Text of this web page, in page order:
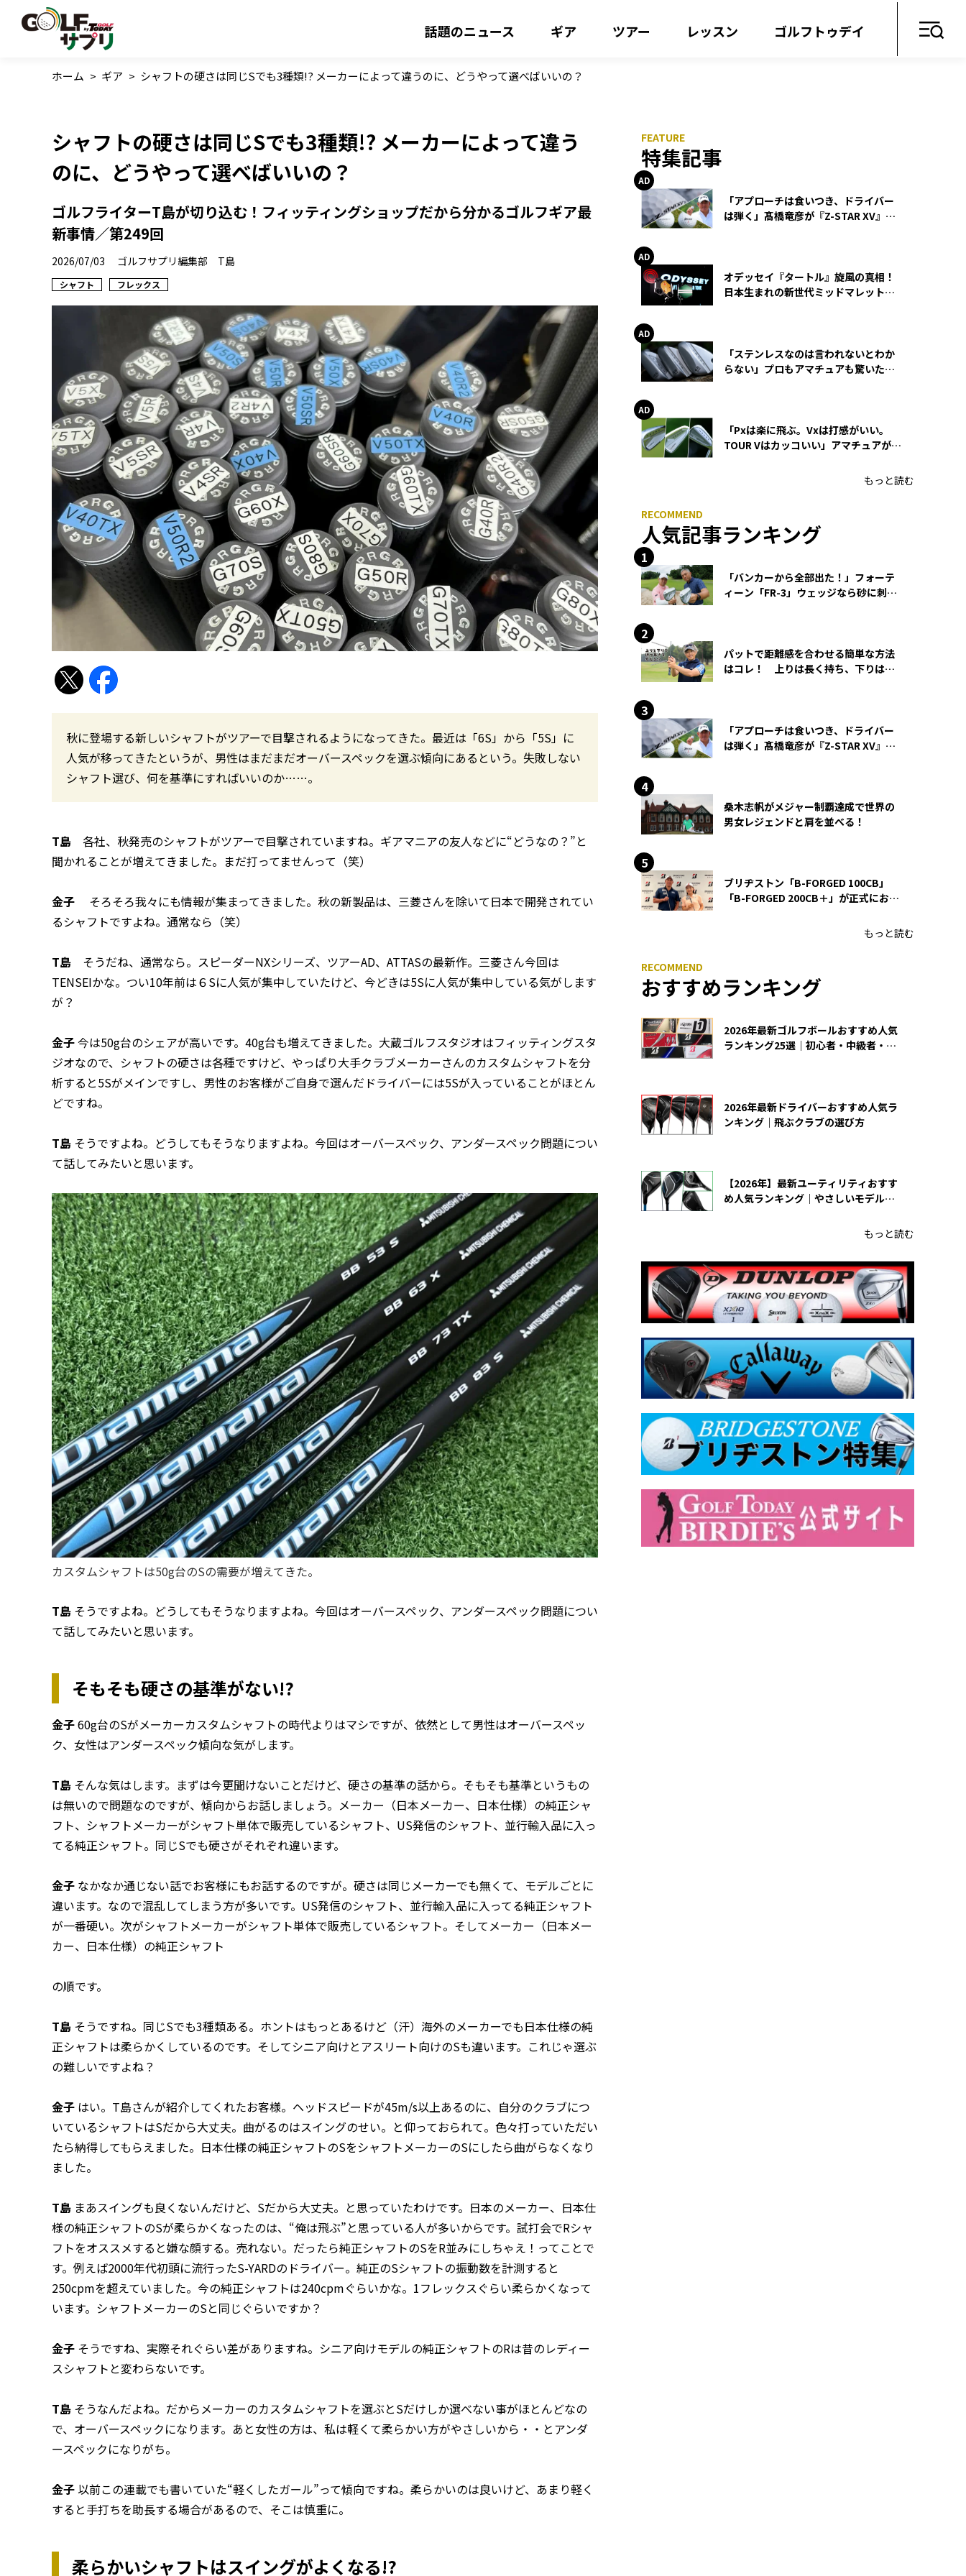
話題のニュース ギア ツアー レッスン ゴルフトゥデイ
ホーム > ギア > シャフトの硬さは同じSでも3種類!? メーカーによって違うのに、どうやって選べばいいの？
シャフトの硬さは同じSでも3種類!? メーカーによって違う
のに、どうやって選べばいいの？
ゴルフライターT島が切り込む！フィッティングショップだから分かるゴルフギア最
新事情／第249回
2026/07/03 ゴルフサプリ編集部 T島
シャフト フレックス
秋に登場する新しいシャフトがツアーで目撃されるようになってきた。最近は「6S」から「5S」に
人気が移ってきたというが、男性はまだまだオーバースペックを選ぶ傾向にあるという。失敗しない
シャフト選び、何を基準にすればいいのか……。
T島 各社、秋発売のシャフトがツアーで目撃されていますね。ギアマニアの友人などに“どうなの？”と
聞かれることが増えてきました。まだ打ってませんって（笑）
金子 そろそろ我々にも情報が集まってきました。秋の新製品は、三菱さんを除いて日本で開発されてい
るシャフトですよね。通常なら（笑）
T島 そうだね、通常なら。スピーダーNXシリーズ、ツアーAD、ATTASの最新作。三菱さん今回は
TENSEIかな。つい10年前は６Sに人気が集中していたけど、今どきは5Sに人気が集中している気がします
が？
金子今は50g台のシェアが高いです。40g台も増えてきました。大蔵ゴルフスタジオはフィッティングスタ
ジオなので、シャフトの硬さは各種ですけど、やっぱり大手クラブメーカーさんのカスタムシャフトを分
析すると5Sがメインですし、男性のお客様がご自身で選んだドライバーには5Sが入っていることがほとん
どですね。
T島 そうですよね。どうしてもそうなりますよね。今回はオーバースペック、アンダースペック問題につい
て話してみたいと思います。
カスタムシャフトは50g台のSの需要が増えてきた。
T島 そうですよね。どうしてもそうなりますよね。今回はオーバースペック、アンダースペック問題につい
て話してみたいと思います。
そもそも硬さの基準がない!?
金子60g台のSがメーカーカスタムシャフトの時代よりはマシですが、依然として男性はオーバースペッ
ク、女性はアンダースペック傾向な気がします。
T島 そんな気はします。まずは今更聞けないことだけど、硬さの基準の話から。そもそも基準というもの
は無いので問題なのですが、傾向からお話しましょう。メーカー（日本メーカー、日本仕様）の純正シャ
フト、シャフトメーカーがシャフト単体で販売しているシャフト、US発信のシャフト、並行輸入品に入っ
てる純正シャフト。同じSでも硬さがそれぞれ違います。
金子 なかなか通じない話でお客様にもお話するのですが。硬さは同じメーカーでも無くて、モデルごとに
違います。なので混乱してしまう方が多いです。US発信のシャフト、並行輸入品に入ってる純正シャフト
が一番硬い。次がシャフトメーカーがシャフト単体で販売しているシャフト。そしてメーカー（日本メー
カー、日本仕様）の純正シャフト
の順です。
T島 そうですね。同じSでも3種類ある。ホントはもっとあるけど（汗）海外のメーカーでも日本仕様の純
正シャフトは柔らかくしているのです。そしてシニア向けとアスリート向けのSも違います。これじゃ選ぶ
の難しいですよね？
金子 はい。T島さんが紹介してくれたお客様。ヘッドスピードが45m/s以上あるのに、自分のクラブにつ
いているシャフトはSだから大丈夫。曲がるのはスイングのせい。と仰っておられて。色々打っていただい
たら納得してもらえました。日本仕様の純正シャフトのSをシャフトメーカーのSにしたら曲がらなくなり
ました。
T島 まあスイングも良くないんだけど、Sだから大丈夫。と思っていたわけです。日本のメーカー、日本仕
様の純正シャフトのSが柔らかくなったのは、“俺は飛ぶ”と思っている人が多いからです。試打会でRシャ
フトをオススメすると嫌な顔する。売れない。だったら純正シャフトのSをR並みにしちゃえ！ってことで
す。例えば2000年代初頭に流行ったS-YARDのドライバー。純正のSシャフトの振動数を計測すると
250cpmを超えていました。今の純正シャフトは240cpmぐらいかな。1フレックスぐらい柔らかくなって
います。シャフトメーカーのSと同じぐらいですか？
金子 そうですね、実際それぐらい差がありますね。シニア向けモデルの純正シャフトのRは昔のレディー
スシャフトと変わらないです。
T島 そうなんだよね。だからメーカーのカスタムシャフトを選ぶとSだけしか選べない事がほとんどなの
で、オーバースペックになります。あと女性の方は、私は軽くて柔らかい方がやさしいから・・とアンダ
ースペックになりがち。
金子 以前この連載でも書いていた“軽くしたガール”って傾向ですね。柔らかいのは良いけど、あまり軽く
すると手打ちを助長する場合があるので、そこは慎重に。
柔らかいシャフトはスイングがよくなる!?
特集記事
「アプローチは食いつき、ドライバー
は弾く」髙橋竜彦が『Z-STAR XV』を
オデッセイ『タートル』旋風の真相！
日本生まれの新世代ミッドマレットが
「ステンレスなのは言われないとわか
らない」プロもアマチュアも驚いた
「Pxは楽に飛ぶ。Vxは打感がいい。
TOUR Vはカッコいい」アマチュアが選
もっと読む
人気記事ランキング
「バンカーから全部出た！」フォーテ
ィーン「FR-3」ウェッジなら砂に刺さ
パットで距離感を合わせる簡単な方法
はコレ！ 上りは長く持ち、下りは短
「アプローチは食いつき、ドライバー
は弾く」髙橋竜彦が『Z-STAR XV』を
桑木志帆がメジャー制覇達成で世界の
男女レジェンドと肩を並べる！
ブリヂストン「B-FORGED 100CB」
「B-FORGED 200CB＋」が正式にお披
もっと読む
おすすめランキング
2026年最新ゴルフボールおすすめ人気
ランキング25選｜初心者・中級者・上
2026年最新ドライバーおすすめ人気ラ
ンキング｜飛ぶクラブの選び方
【2026年】最新ユーティリティおすす
め人気ランキング｜やさしいモデルの
もっと読む